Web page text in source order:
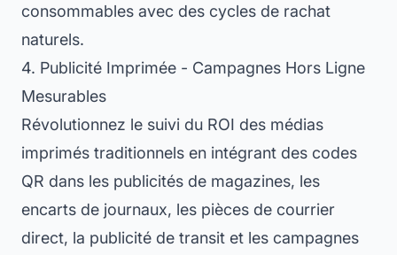
consommables avec des cycles de rachat
naturels.
4. Publicité Imprimée - Campagnes Hors Ligne
Mesurables
Révolutionnez le suivi du ROI des médias
imprimés traditionnels en intégrant des codes
QR dans les publicités de magazines, les
encarts de journaux, les pièces de courrier
direct, la publicité de transit et les campagnes